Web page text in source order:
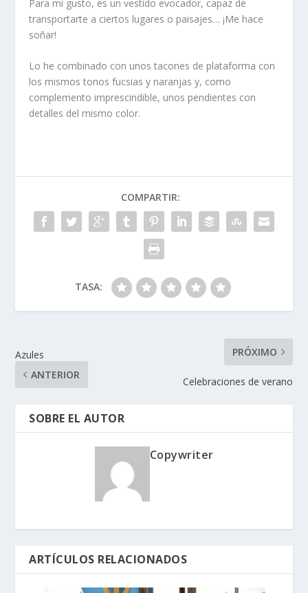
Para mi gusto, es un vestido evocador, capaz de
transportarte a ciertos lugares o paisajes… ¡Me hace
soñar!
Lo he combinado con unos tacones de plataforma con
los mismos tonos fucsias y naranjas y, como
complemento imprescindible, unos pendientes con
detalles del mismo color.
COMPARTIR:
TASA:
Azules
ANTERIOR
PRÓXIMO
Celebraciones de verano
SOBRE EL AUTOR
Copywriter
ARTÍCULOS RELACIONADOS